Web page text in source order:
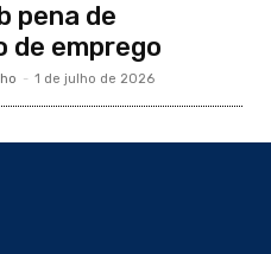
pena de
de emprego
- 1 de julho de 2026